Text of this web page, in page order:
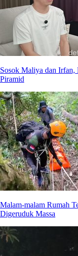
Sosok Maliya dan Irfan,
Piramid
Malam-malam Rumah
Digeruduk Massa